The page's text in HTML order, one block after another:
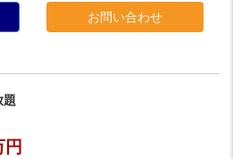
お問い合わせ
題
円